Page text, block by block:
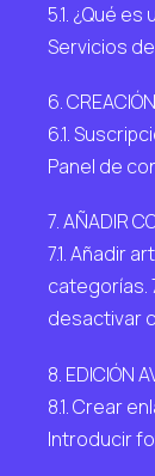
5.1. ¿Qué
Servicios
6.
6.1.
Panel de
7. AÑADIR
7.1. Añadir
categorías.
desactivar
8. EDICIÓN
8.1. Crear
Introducir